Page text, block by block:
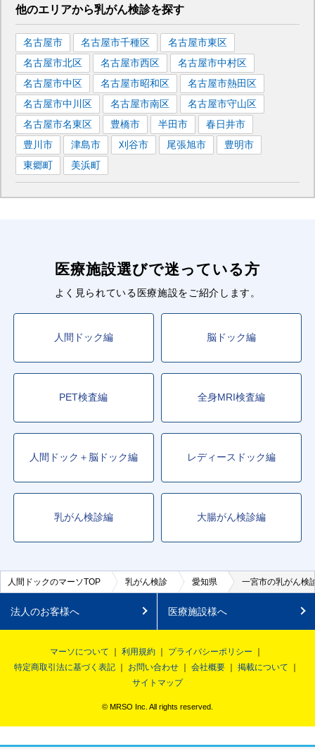
他のエリアから乳がん検診を探す
名古屋市 名古屋市千種区
名古屋市東区
名古屋市北区
名古屋市西区
名古屋市中村区
名古屋市中区
名古屋市昭和区
名古屋市熱田区
名古屋市中川区
名古屋市南区
名古屋市守山区
名古屋市名東区
豊橋市 半田市
春日井市
豊川市
津島市 刈谷市 尾張旭市
豊明市
東郷町
美浜町
医療施設選びで迷っている方
よく見られている医療施設をご紹介します。
人間ドック編 脳ドック編
PET検査編 全身MRI検査編
人間ドック＋脳ドック編 レディースドック編
乳がん検診編 大腸がん検診編
人間ドックのマーソTOP 乳がん検診 愛知県 一宮市の乳がん検
法人のお客様へ 医療施設様へ
マーソについて 利用規約
プライバシーポリシー
特定商取引法に基づく表記
お問い合わせ 会社概要
掲載について
サイトマップ
© MRSO Inc. All rights reserved.